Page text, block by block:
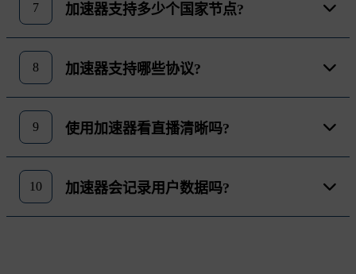
7 加速器支持多少个国家节点?
8 加速器支持哪些协议?
9 使用加速器看直播清晰吗?
10 加速器会记录用户数据吗?